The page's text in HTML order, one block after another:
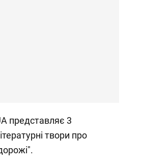
представляє 3
твори про